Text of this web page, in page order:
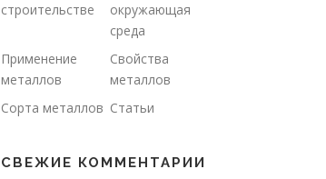
строительстве
окружающая
среда
Применение
металлов
Свойства
металлов
Сорта металлов Статьи
СВЕЖИЕ КОММЕНТАРИИ